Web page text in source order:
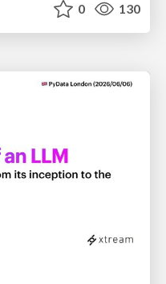
0 130